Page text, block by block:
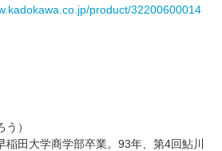
product/32200600014
）
田大学商学部卒業。93年、第4回鮎川